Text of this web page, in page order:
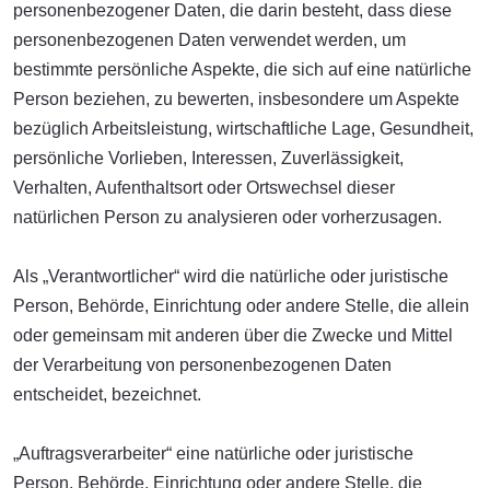
personenbezogener Daten, die darin besteht, dass diese
personenbezogenen Daten verwendet werden, um
bestimmte persönliche Aspekte, die sich auf eine natürliche
Person beziehen, zu bewerten, insbesondere um Aspekte
bezüglich Arbeitsleistung, wirtschaftliche Lage, Gesundheit,
persönliche Vorlieben, Interessen, Zuverlässigkeit,
Verhalten, Aufenthaltsort oder Ortswechsel dieser
natürlichen Person zu analysieren oder vorherzusagen.
Als „Verantwortlicher“ wird die natürliche oder juristische
Person, Behörde, Einrichtung oder andere Stelle, die allein
oder gemeinsam mit anderen über die Zwecke und Mittel
der Verarbeitung von personenbezogenen Daten
entscheidet, bezeichnet.
„Auftragsverarbeiter“ eine natürliche oder juristische
Person, Behörde, Einrichtung oder andere Stelle, die